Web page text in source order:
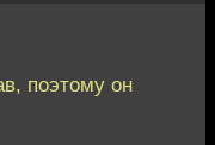
поэтому он